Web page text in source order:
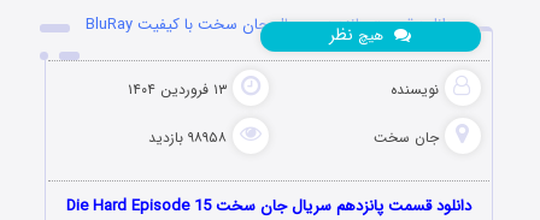
دانلود قسمت پانزدهم سریال جان سخت با کیفیت BluRay
نویسنده ۱۳ فروردین ۱۴۰۴
جان سخت ۹۸۹۵۸ بازدید
هیچ نظر
دانلود قسمت پانزدهم سریال جان سخت Die Hard Episode 15